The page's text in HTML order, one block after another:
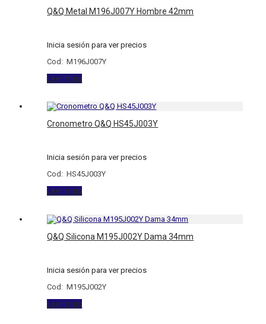
Q&Q Metal M196J007Y Hombre 42mm
Inicia sesión para ver precios
Cod: M196J007Y
Leer más
Cronometro Q&Q HS45J003Y
Inicia sesión para ver precios
Cod: HS45J003Y
Leer más
Q&Q Silicona M195J002Y Dama 34mm
Inicia sesión para ver precios
Cod: M195J002Y
Leer más